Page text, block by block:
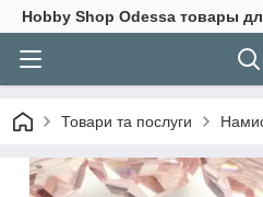
Hobbу Shop Odessa товары
Товари та послуги